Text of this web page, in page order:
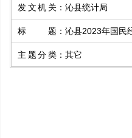
发文机关 ： 沁县统计局
标题 ： 沁县2023年国民
主题分类 ： 其它